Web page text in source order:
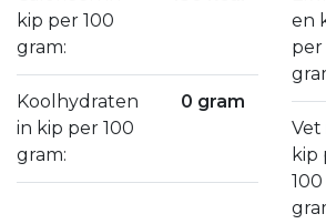
kip per 100
gram:
Koolhydraten
in kip per 100
gram:
0 gram
en
per
Vet
kip
100